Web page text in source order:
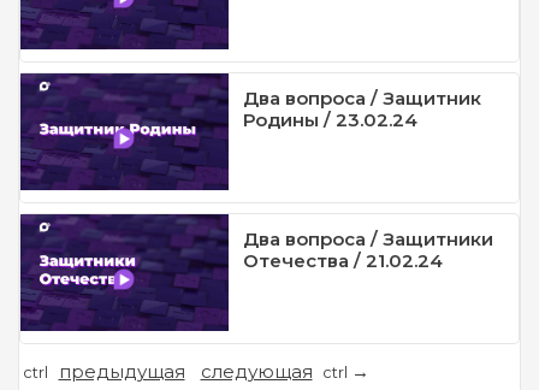
Два вопроса / Защитник
Родины / 23.02.24
Два вопроса / Защитники
Отечества / 21.02.24
ctrl предыдущая следующая ctrl →